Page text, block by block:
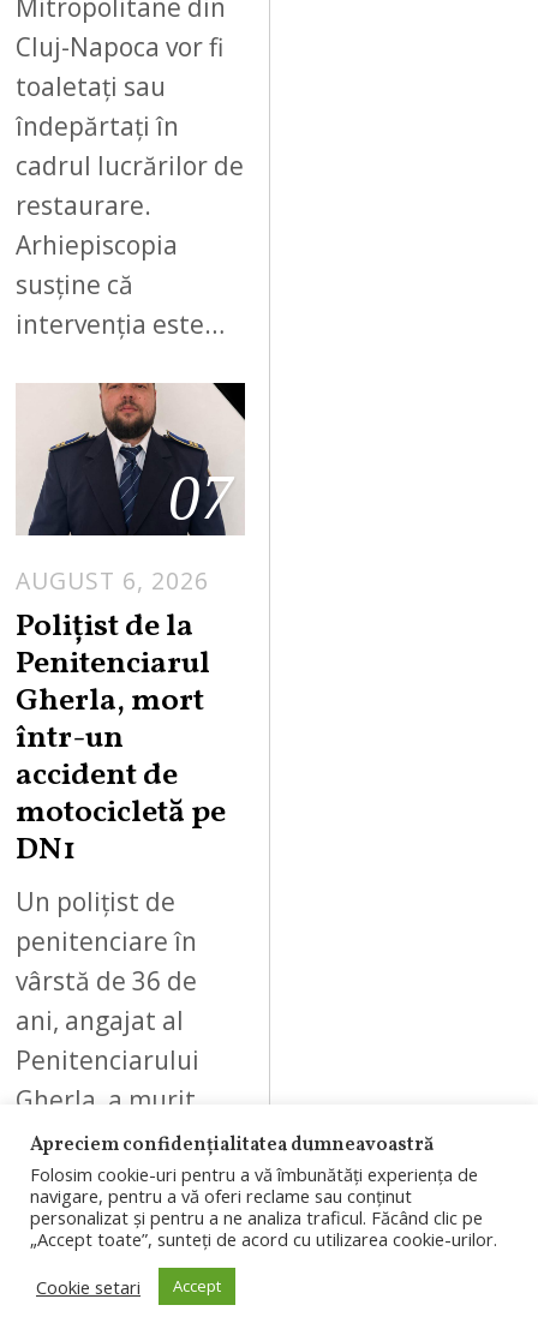
Cluj-Napoca vor fi
toaletați sau
îndepărtați în
cadrul lucrărilor de
restaurare.
Arhiepiscopia
susține că
intervenția este…
07
AUGUST 6, 2026
Polițist de la
Penitenciarul
Gherla, mort
într-un
accident de
motocicletă pe
DN1
Un polițist de
penitenciare în
vârstă de 36 de
ani, angajat al
Penitenciarului
Gherla, a murit
într-un accident de
motocicletă
produs pe…
Apreciem confidențialitatea dumneavoastră
Folosim cookie-uri pentru a vă îmbunătăți experiența de
navigare, pentru a vă oferi reclame sau conținut
personalizat și pentru a ne analiza traficul. Făcând clic pe
„Accept toate”, sunteți de acord cu utilizarea cookie-urilor.
Cookie setari
Accept